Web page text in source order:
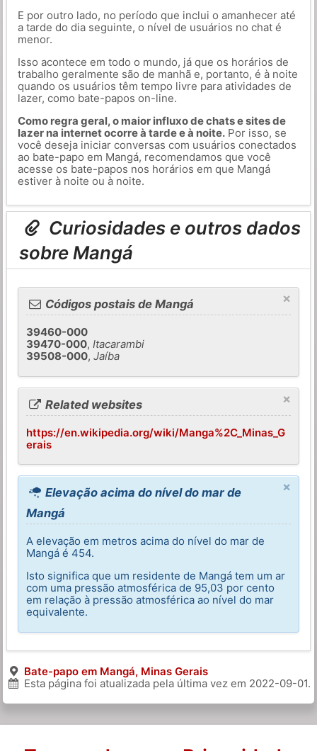
E por outro lado, no período que inclui o amanhecer até
a tarde do dia seguinte, o nível de usuários no chat é
menor.
Isso acontece em todo o mundo, já que os horários de
trabalho geralmente são de manhã e, portanto, é à noite
quando os usuários têm tempo livre para atividades de
lazer, como bate-papos on-line.
Como regra geral, o maior influxo de chats e sites de
lazer na internet ocorre à tarde e à noite.Por isso, se
você deseja iniciar conversas com usuários conectados
ao bate-papo em Mangá, recomendamos que você
acesse os bate-papos nos horários em que Mangá
estiver à noite ou à noite.
Curiosidades e outros dados
sobre Mangá
×
Códigos postais de Mangá
39460-000
39470-000,Itacarambi
39508-000,Jaíba
×
Related websites
https://en.wikipedia.org/wiki/Manga%2C_Minas_G
erais
×
Elevação acima do nível do mar de
Mangá
A elevação em metros acima do nível do mar de
Mangá é 454.
Isto significa que um residente de Mangá tem um ar
com uma pressão atmosférica de 95,03 por cento
em relação à pressão atmosférica ao nível do mar
equivalente.
Bate-papo em Mangá, Minas Gerais
Esta página foi atualizada pela última vez em 2022-09-01.